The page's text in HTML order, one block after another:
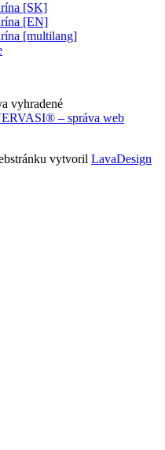
[SK]
[EN]
[multilang]
vyhradené
– správa web
vytvoril LavaDesign